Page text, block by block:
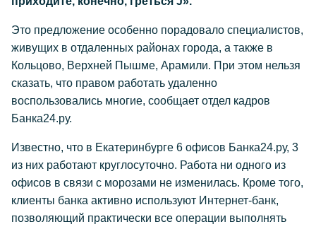
Это предложение особенно порадовало специалистов,
живущих в отдаленных районах города, а также в
Кольцово, Верхней Пышме, Арамили. При этом нельзя
сказать, что правом работать удаленно
воспользовались многие, сообщает отдел кадров
Банка24.ру.
Известно, что в Екатеринбурге 6 офисов Банка24.ру, 3
из них работают круглосуточно. Работа ни одного из
офисов в связи с морозами не изменилась. Кроме того,
клиенты банка активно используют Интернет-банк,
позволяющий практически все операции выполнять